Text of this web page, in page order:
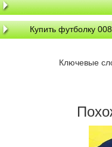
Купить футболку
Ключевые